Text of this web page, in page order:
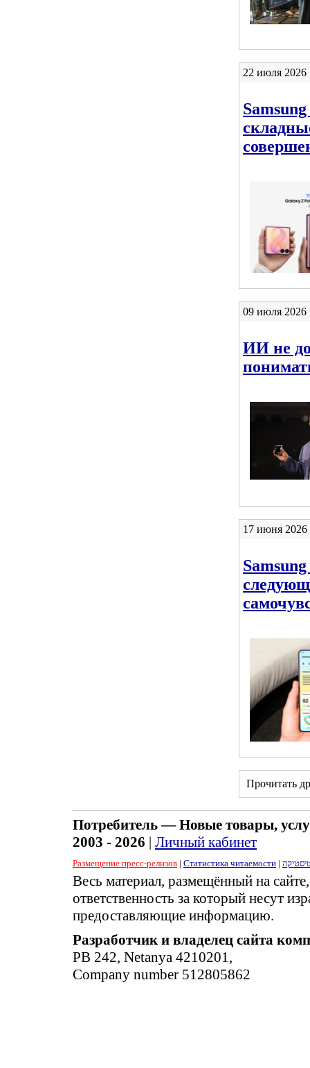
22 июля 2026
09 июля 2026
ИИ не
17 июня 2026
Прочитать
Потребитель — Новые товары,
2003 - 2026 | Личный кабинет
Размещение пресс-релизов | Статистика читаемости |
Весь материал, размещённый на
ответственность за который несут
предоставляющие информацию.
Разработчик и владелец сайта
PB 242, Netanya 4210201,
Company number 512805862